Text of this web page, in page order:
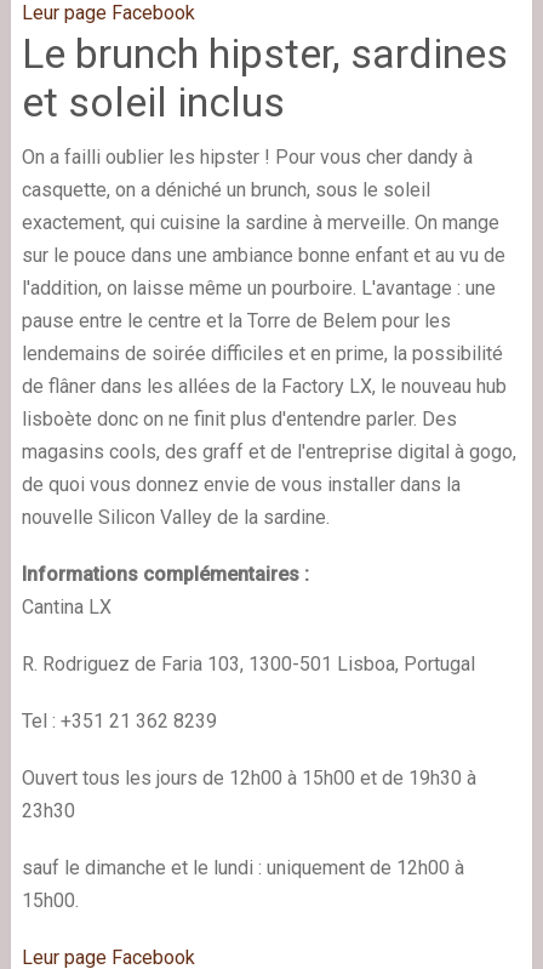
Leur page Facebook
Le brunch hipster, sardines
et soleil inclus
On a failli oublier les hipster ! Pour vous cher dandy à
casquette, on a déniché un brunch, sous le soleil
exactement, qui cuisine la sardine à merveille. On mange
sur le pouce dans une ambiance bonne enfant et au vu de
l'addition, on laisse même un pourboire. L'avantage : une
pause entre le centre et la Torre de Belem pour les
lendemains de soirée difficiles et en prime, la possibilité
de flâner dans les allées de la Factory LX, le nouveau hub
lisboète donc on ne finit plus d'entendre parler. Des
magasins cools, des graff et de l'entreprise digital à gogo,
de quoi vous donnez envie de vous installer dans la
nouvelle Silicon Valley de la sardine.
Informations complémentaires :
Cantina LX
R. Rodriguez de Faria 103, 1300-501 Lisboa, Portugal
Tel : +351 21 362 8239
Ouvert tous les jours de 12h00 à 15h00 et de 19h30 à
23h30
sauf le dimanche et le lundi : uniquement de 12h00 à
15h00.
Leur page Facebook